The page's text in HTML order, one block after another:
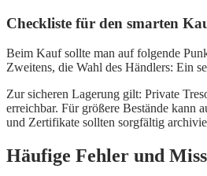
Checkliste für den smarten
Beim Kauf sollte man auf folgende
Zweitens, die Wahl des Händlers: Ein
Zur sicheren Lagerung gilt: Private
erreichbar. Für größere Bestände kann
und Zertifikate sollten sorgfältig
Häufige Fehler und